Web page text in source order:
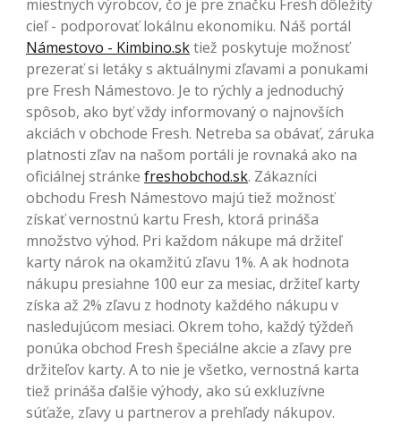
miestnych výrobcov, čo je pre značku Fresh dôležitý
cieľ - podporovať lokálnu ekonomiku. Náš portál
Námestovo - Kimbino.sktiež poskytuje možnosť
prezerať si letáky s aktuálnymi zľavami a ponukami
pre Fresh Námestovo. Je to rýchly a jednoduchý
spôsob, ako byť vždy informovaný o najnovších
akciách v obchode Fresh. Netreba sa obávať, záruka
platnosti zľav na našom portáli je rovnaká ako na
oficiálnej stránke freshobchod.sk. Zákazníci
obchodu Fresh Námestovo majú tiež možnosť
získať vernostnú kartu Fresh, ktorá prináša
množstvo výhod. Pri každom nákupe má držiteľ
karty nárok na okamžitú zľavu 1%. A ak hodnota
nákupu presiahne 100 eur za mesiac, držiteľ karty
získa až 2% zľavu z hodnoty každého nákupu v
nasledujúcom mesiaci. Okrem toho, každý týždeň
ponúka obchod Fresh špeciálne akcie a zľavy pre
držiteľov karty. A to nie je všetko, vernostná karta
tiež prináša ďalšie výhody, ako sú exkluzívne
súťaže, zľavy u partnerov a prehľady nákupov.